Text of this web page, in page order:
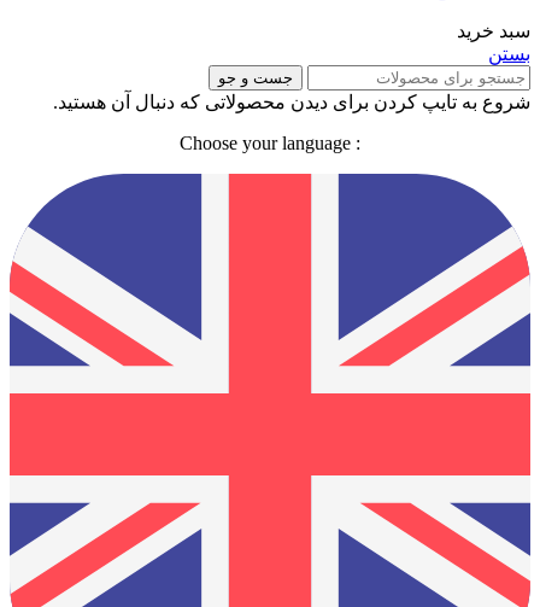
سبد خرید
بستن
جست و جو
شروع به تایپ کردن برای دیدن محصولاتی که دنبال آن هستید.
: Choose your language